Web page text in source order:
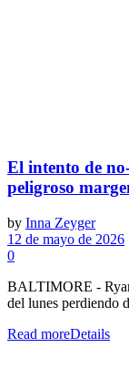
El intento de
peligroso
by Inna Zeyger
12 de mayo de 2026
0
BALTIMORE -
del lunes perdiendo
Read moreDetails